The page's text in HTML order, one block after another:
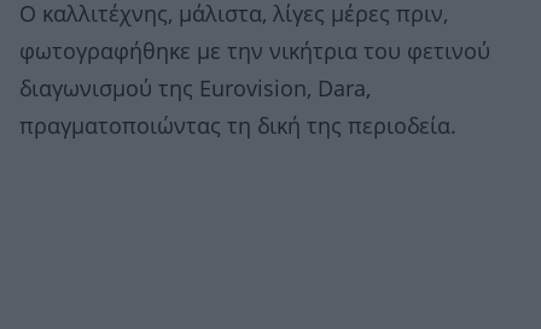
Ο καλλιτέχνης, μάλιστα, λίγες μέρες πριν,
φωτογραφήθηκε με την νικήτρια του φετινού
διαγωνισμού της Eurovision, Dara,
πραγματοποιώντας τη δική της περιοδεία.